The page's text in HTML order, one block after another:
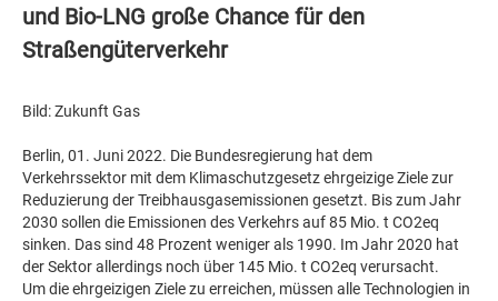
und Bio-LNG große Chance für den
Straßengüterverkehr
Bild: Zukunft Gas
Berlin, 01. Juni 2022. Die Bundesregierung hat dem
Verkehrssektor mit dem Klimaschutzgesetz ehrgeizige Ziele zur
Reduzierung der Treibhausgasemissionen gesetzt. Bis zum Jahr
2030 sollen die Emissionen des Verkehrs auf 85 Mio. t CO2eq
sinken. Das sind 48 Prozent weniger als 1990. Im Jahr 2020 hat
der Sektor allerdings noch über 145 Mio. t CO2eq verursacht.
Um die ehrgeizigen Ziele zu erreichen, müssen alle Technologien in